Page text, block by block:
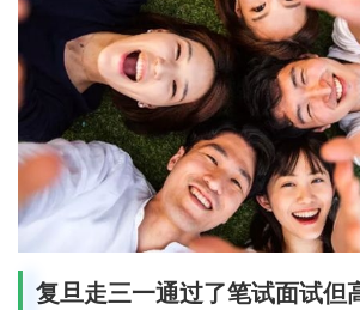
复旦走三一通过了笔试面试但